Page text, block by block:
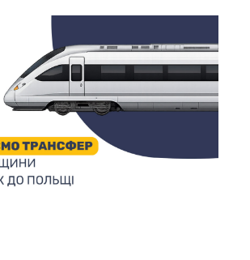
ситуациях.